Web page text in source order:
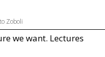
Zoboli
we want. Lectures